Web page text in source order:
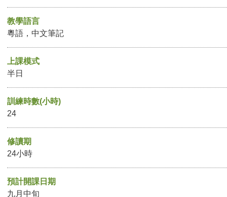
教學語言
粵語，中文筆記
上課模式
半日
訓練時數(小時)
24
修讀期
24小時
預計開課日期
九月中旬